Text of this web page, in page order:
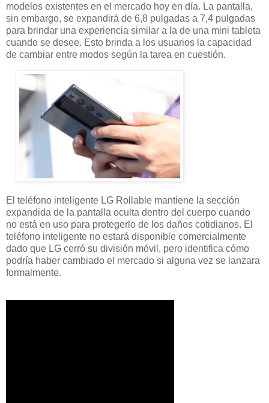
modelos existentes en el mercado hoy en día. La pantalla,
sin embargo, se expandirá de 6,8 pulgadas a 7,4 pulgadas
para brindar una experiencia similar a la de una mini tableta
cuando se desee. Esto brinda a los usuarios la capacidad
de cambiar entre modos según la tarea en cuestión.
El teléfono inteligente LG Rollable mantiene la sección
expandida de la pantalla oculta dentro del cuerpo cuando
no está en uso para protegerlo de los daños cotidianos. El
teléfono inteligente no estará disponible comercialmente
dado que LG cerró su división móvil, pero identifica cómo
podría haber cambiado el mercado si alguna vez se lanzara
formalmente.